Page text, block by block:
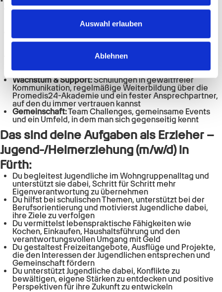
personalisieren, Funktionen für soziale Medien anbieten
zu können und die Zugriffe auf unsere Website zu
soziale Medien, Werbung und Analysen weiter. Unsere
Partner führen diese Informationen möglicherweise mit
weiteren Daten zusammen, die Sie ihnen bereitgestellt
haben oder die sie im Rahmen Ihrer Nutzung der Dienste
gesammelt haben.
Auswahl erlauben
Ablehnen
Gehalt & Extras:übertariflich nach GVP Tarifvertrag –
Fahrkostenzuschuss, ein faires Arbeitszeitkonto für all
Gesundheit & Ausgleich:Wellhub-Mitgliedschaft für
Stressprävention nach deinem Bedarf
Wachstum & Support:Schulungen in gewaltfreier
Kommunikation, regelmäßige Weiterbildung über die
Promedis24-Akademie und ein fester Ansprechpartner,
auf den du immer vertrauen kannst
Gemeinschaft:Team Challenges, gemeinsame Events
und ein Umfeld, in dem man sich gegenseitig kennt
Das sind deine Aufgaben als Erzieher –
Jugend-/Heimerziehung (m/w/d)in
Fürth:
Du begleitest Jugendliche im Wohngruppenalltag und
unterstützt sie dabei, Schritt für Schritt mehr
Eigenverantwortung zu übernehmen
Du hilfst bei schulischen Themen, unterstützt bei der
Berufsorientierung und motivierst Jugendliche dabei,
ihre Ziele zu verfolgen
Du vermittelst lebenspraktische Fähigkeiten wie
Kochen, Einkaufen, Haushaltsführung und den
verantwortungsvollen Umgang mit Geld
Du gestaltest Freizeitangebote, Ausflüge und Projekte,
die den Interessen der Jugendlichen entsprechen und
Gemeinschaft fördern
Du unterstützt Jugendliche dabei, Konflikte zu
bewältigen, eigene Stärken zu entdecken und positive
Perspektiven für ihre Zukunft zu entwickeln